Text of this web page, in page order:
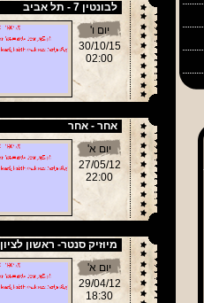
לבונטין 7 - תל אביב
יום ו'
30/10/15
02:00
אחר - אחר
יום א'
27/05/12
22:00
מיוזיק סנטר- ראשון לציון
יום א'
29/04/12
18:30